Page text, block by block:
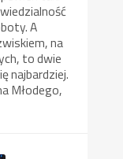
A
na
to dwie
najbardziej.
Młodego,